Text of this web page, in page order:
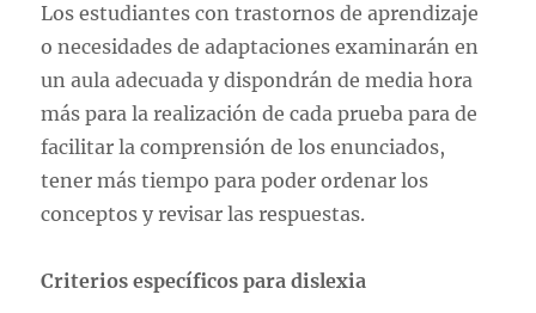
Los estudiantes con trastornos de aprendizaje
o necesidades de adaptaciones examinarán en
un aula adecuada y dispondrán de media hora
más para la realización de cada prueba para de
facilitar la comprensión de los enunciados,
tener más tiempo para poder ordenar los
conceptos y revisar las respuestas.
Criterios específicos para dislexia